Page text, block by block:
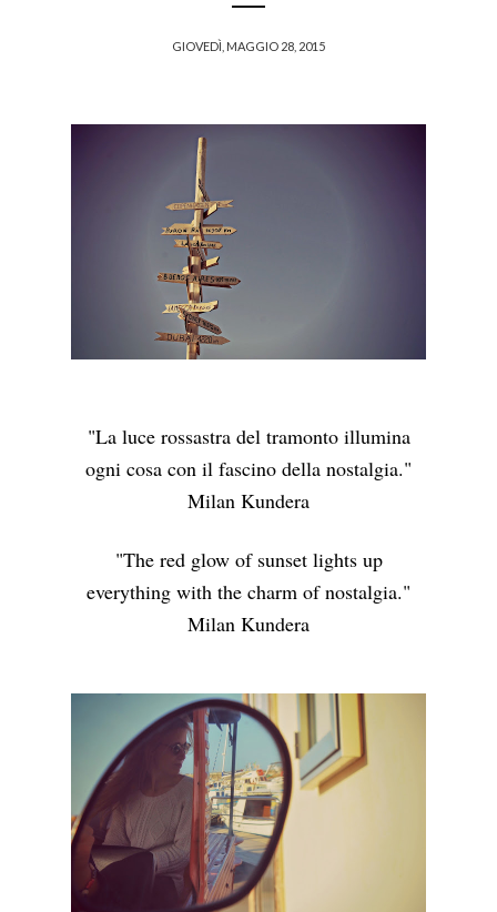
GIOVEDÌ, MAGGIO 28, 2015
"La luce rossastra del tramonto illumina
ogni cosa con il fascino della nostalgia."
Milan Kundera
"The red glow of sunset lights up
everything with the charm of nostalgia."
Milan Kundera